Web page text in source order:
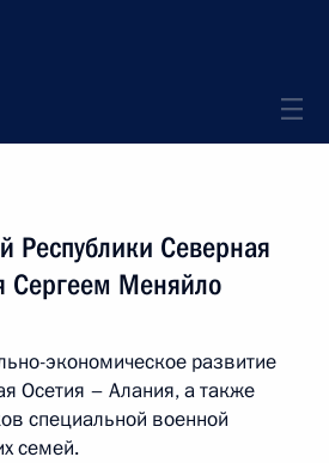
Республики Северная
Сергеем Меняйло
экономическое развитие
Осетия – Алания, а также
специальной военной
семей.